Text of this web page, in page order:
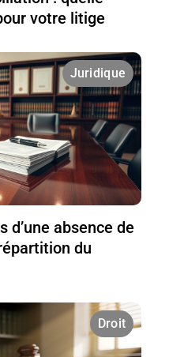
votre litige
Juridique
d’une absence de
du
Droit